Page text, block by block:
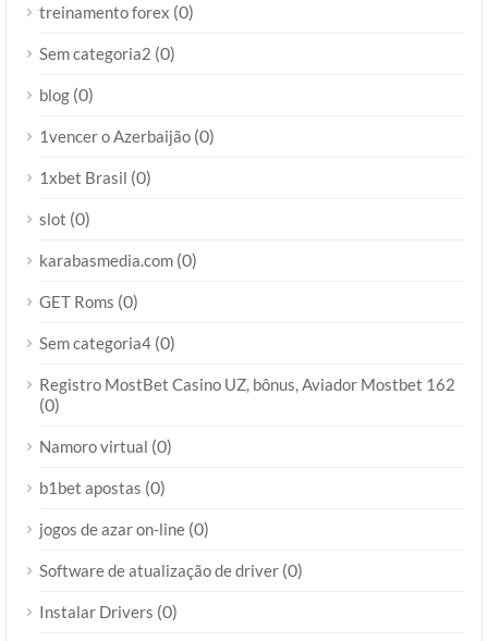
treinamento forex (0)
Sem categoria2 (0)
blog (0)
1vencer o Azerbaijão (0)
1xbet Brasil (0)
slot (0)
karabasmedia.com (0)
GET Roms (0)
Sem categoria4 (0)
Registro MostBet Casino UZ, bônus, Aviador Mostbet 162
(0)
Namoro virtual (0)
b1bet apostas (0)
jogos de azar on-line (0)
Software de atualização de driver (0)
Instalar Drivers (0)